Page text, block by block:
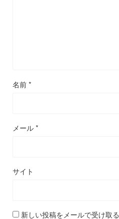
名前 *
メール *
サイト
新しい投稿をメールで受け取る